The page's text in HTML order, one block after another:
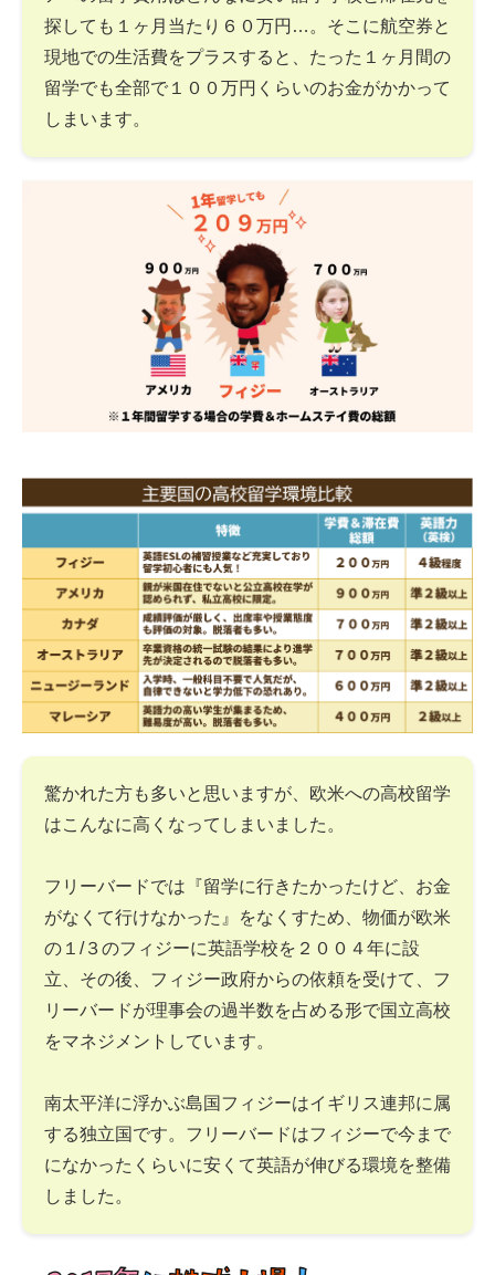
探しても１ヶ月当たり６０万円…。そこに航空券と
現地での生活費をプラスすると、たった１ヶ月間の
留学でも全部で１００万円くらいのお金がかかって
しまいます。
驚かれた方も多いと思いますが、欧米への高校留学
はこんなに高くなってしまいました。
フリーバードでは『留学に行きたかったけど、お金
がなくて行けなかった』をなくすため、物価が欧米
の１/３のフィジーに英語学校を２００４年に設
立、その後、フィジー政府からの依頼を受けて、フ
リーバードが理事会の過半数を占める形で国立高校
をマネジメントしています。
南太平洋に浮かぶ島国フィジーはイギリス連邦に属
する独立国です。フリーバードはフィジーで今まで
になかったくらいに安くて英語が伸びる環境を整備
しました。